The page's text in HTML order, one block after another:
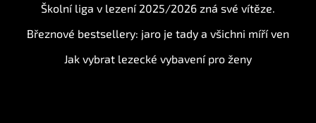
Školní liga v lezení 2025/2026 zná své vítěze.
Březnové bestsellery: jaro je tady a všichni míří ven
Jak vybrat lezecké vybavení pro ženy